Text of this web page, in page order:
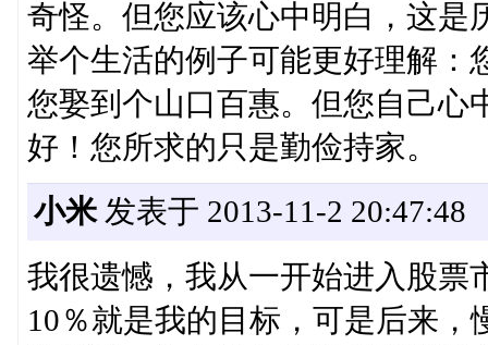
奇怪。但您应该心中明白，这是
举个生活的例子可能更好理解：
您娶到个山口百惠。但您自己心
好！您所求的只是勤俭持家。
小米发表于 2013-11-2 20:47:48
我很遗憾，我从一开始进入股票
10％就是我的目标，可是后来